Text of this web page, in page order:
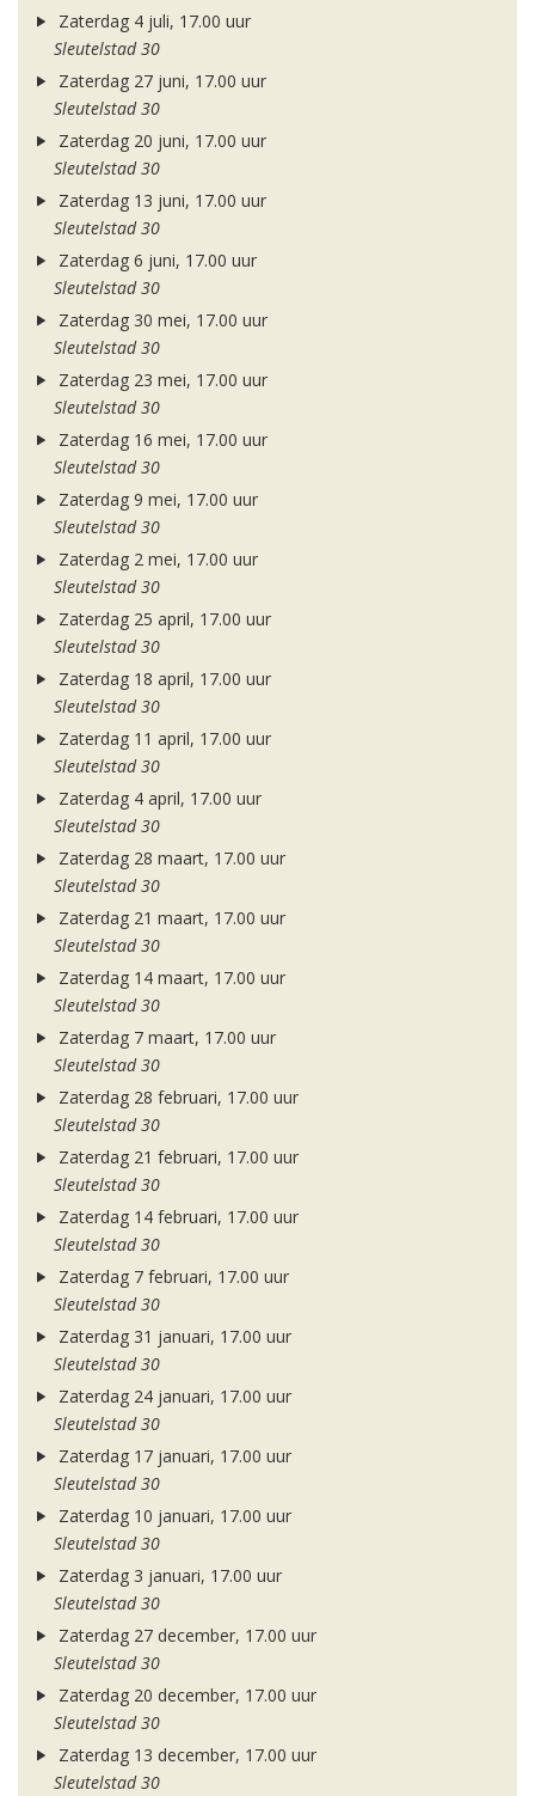
Zaterdag 4 juli, 17.00 uur
Sleutelstad 30
Zaterdag 27 juni, 17.00 uur
Sleutelstad 30
Zaterdag 20 juni, 17.00 uur
Sleutelstad 30
Zaterdag 13 juni, 17.00 uur
Sleutelstad 30
Zaterdag 6 juni, 17.00 uur
Sleutelstad 30
Zaterdag 30 mei, 17.00 uur
Sleutelstad 30
Zaterdag 23 mei, 17.00 uur
Sleutelstad 30
Zaterdag 16 mei, 17.00 uur
Sleutelstad 30
Zaterdag 9 mei, 17.00 uur
Sleutelstad 30
Zaterdag 2 mei, 17.00 uur
Sleutelstad 30
Zaterdag 25 april, 17.00 uur
Sleutelstad 30
Zaterdag 18 april, 17.00 uur
Sleutelstad 30
Zaterdag 11 april, 17.00 uur
Sleutelstad 30
Zaterdag 4 april, 17.00 uur
Sleutelstad 30
Zaterdag 28 maart, 17.00 uur
Sleutelstad 30
Zaterdag 21 maart, 17.00 uur
Sleutelstad 30
Zaterdag 14 maart, 17.00 uur
Sleutelstad 30
Zaterdag 7 maart, 17.00 uur
Sleutelstad 30
Zaterdag 28 februari, 17.00 uur
Sleutelstad 30
Zaterdag 21 februari, 17.00 uur
Sleutelstad 30
Zaterdag 14 februari, 17.00 uur
Sleutelstad 30
Zaterdag 7 februari, 17.00 uur
Sleutelstad 30
Zaterdag 31 januari, 17.00 uur
Sleutelstad 30
Zaterdag 24 januari, 17.00 uur
Sleutelstad 30
Zaterdag 17 januari, 17.00 uur
Sleutelstad 30
Zaterdag 10 januari, 17.00 uur
Sleutelstad 30
Zaterdag 3 januari, 17.00 uur
Sleutelstad 30
Zaterdag 27 december, 17.00 uur
Sleutelstad 30
Zaterdag 20 december, 17.00 uur
Sleutelstad 30
Zaterdag 13 december, 17.00 uur
Sleutelstad 30